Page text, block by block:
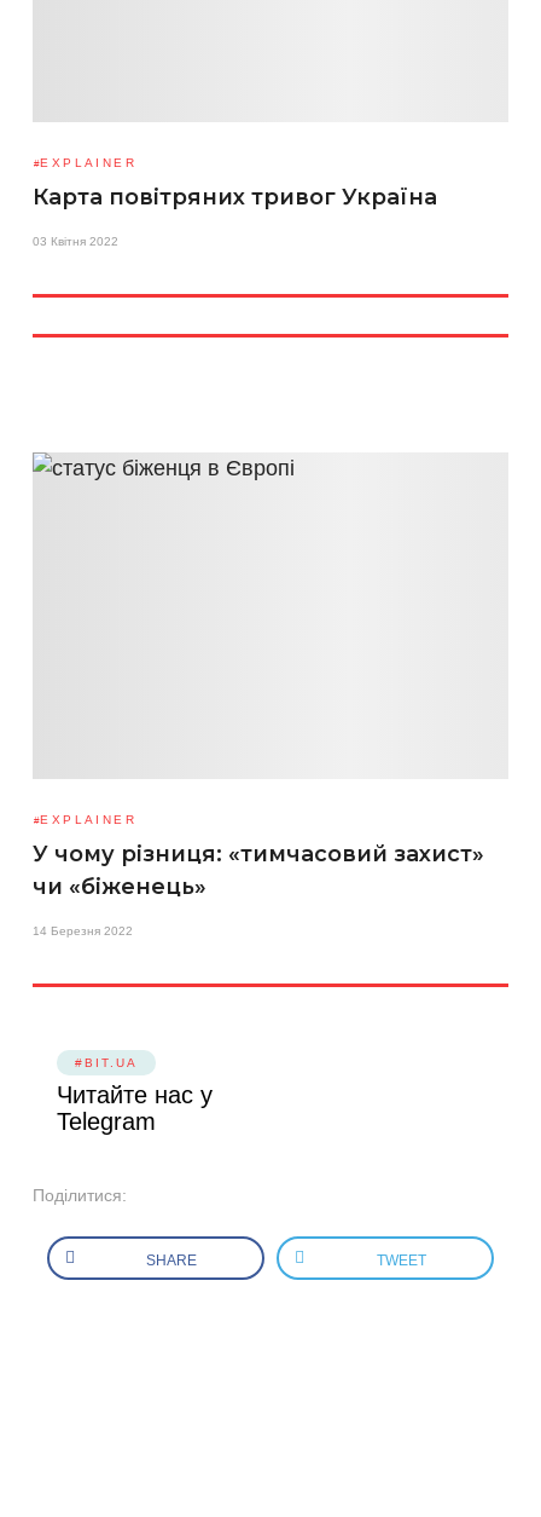
EXPLAINER
Карта повітряних тривог Україна
03 Квітня 2022
EXPLAINER
У чому різниця: «тимчасовий захист»
чи «біженець»
14 Березня 2022
#BIT.UA
Читайте нас у
Telegram
Поділитися:
SHARE TWEET